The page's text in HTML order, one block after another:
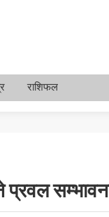
राशिफल